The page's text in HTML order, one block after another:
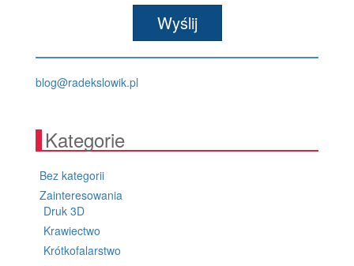
lp.kiwolskedar@golb
Kategorie
Bez kategorii
Zainteresowania
Druk 3D
Krawiectwo
Krótkofalarstwo